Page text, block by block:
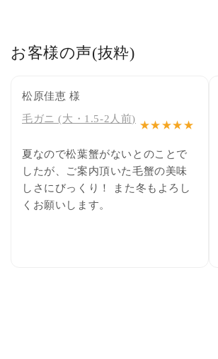
お客様の声(抜粋)
松原佳恵 様
毛ガニ (大・1.5-2人前)
★★★★★
夏なので松葉蟹がないとのことで
したが、ご案内頂いた毛蟹の美味
しさにびっくり！ また冬もよろし
くお願いします。